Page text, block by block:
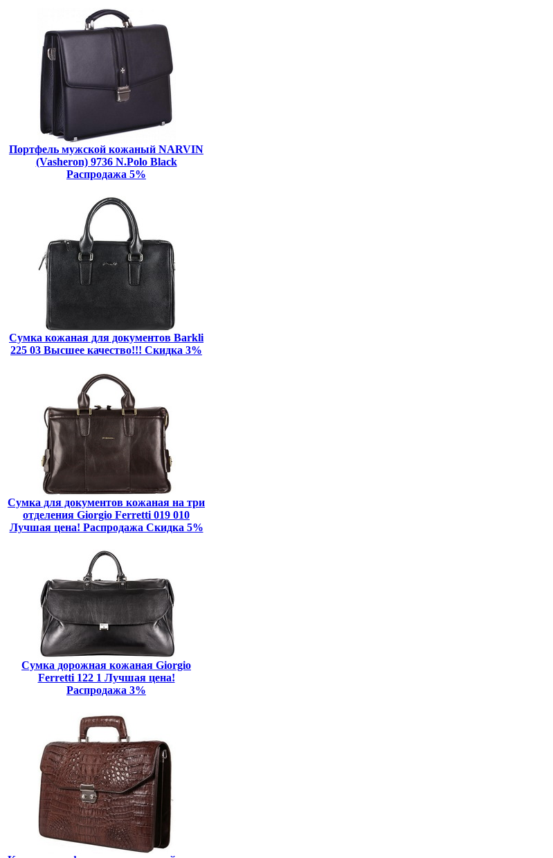
Портфель мужской кожаный NARVIN
(Vasheron) 9736 N.Polo Black
Распродажа 5%
Сумка кожаная для документов Barkli
225 03 Высшее качество!!! Скидка 3%
Сумка для документов кожаная на три
отделения Giorgio Ferretti 019 010
Лучшая цена! Распродажа Скидка 5%
Сумка дорожная кожаная Giorgio
Ferretti 122 1 Лучшая цена!
Распродажа 3%